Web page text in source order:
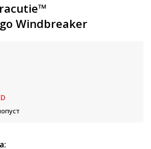
Windbreaker